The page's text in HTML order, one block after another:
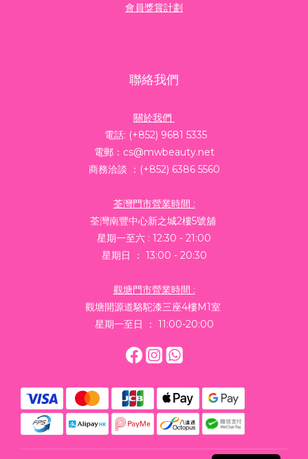
會員獎賞計劃
聯絡我們
關於我們
電話: (+852) 9681 5335
電郵：cs@mwbeauty.net
商務洽談 ：(+852) 6386 5560
荃灣門市營業時間 :
荃灣南豐中心新之城2樓5號舖
星期一至六 : 12:30 - 21:00
星期日 ： 13:00 - 20:30
觀塘門市營業時間 :
觀塘開源道駱駝漆三座4樓M1室
星期一至日 ： 11:00-20:00